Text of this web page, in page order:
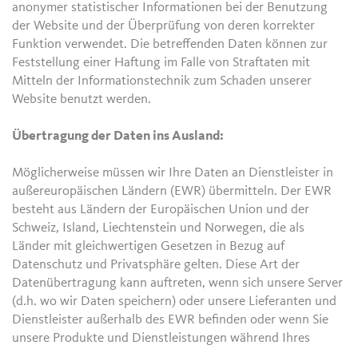
anonymer statistischer Informationen bei der Benutzung
der Website und der Überprüfung von deren korrekter
Funktion verwendet. Die betreffenden Daten können zur
Feststellung einer Haftung im Falle von Straftaten mit
Mitteln der Informationstechnik zum Schaden unserer
Website benutzt werden.
Übertragung der Daten ins Ausland:
Möglicherweise müssen wir Ihre Daten an Dienstleister in
außereuropäischen Ländern (EWR) übermitteln. Der EWR
besteht aus Ländern der Europäischen Union und der
Schweiz, Island, Liechtenstein und Norwegen, die als
Länder mit gleichwertigen Gesetzen in Bezug auf
Datenschutz und Privatsphäre gelten. Diese Art der
Datenübertragung kann auftreten, wenn sich unsere Server
(d.h. wo wir Daten speichern) oder unsere Lieferanten und
Dienstleister außerhalb des EWR befinden oder wenn Sie
unsere Produkte und Dienstleistungen während Ihres